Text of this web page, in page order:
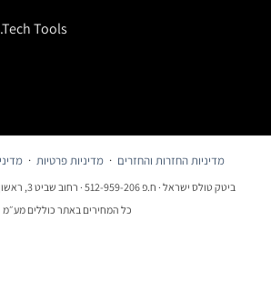
© B.Tech Tools
מדיניות החזרות והחזרים ·מדיניות פרטיות·מדיניות
ביטק טולס ישראל · ח.פ 512-959-206 · רחוב שביט 3, ראשון לציון · טל׳ 03-544-4144
כל המחירים באתר כוללים מע״מ